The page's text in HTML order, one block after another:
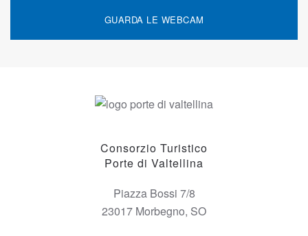
GUARDA LE WEBCAM
Consorzio Turistico
Porte di Valtellina
Piazza Bossi 7/8
23017 Morbegno, SO